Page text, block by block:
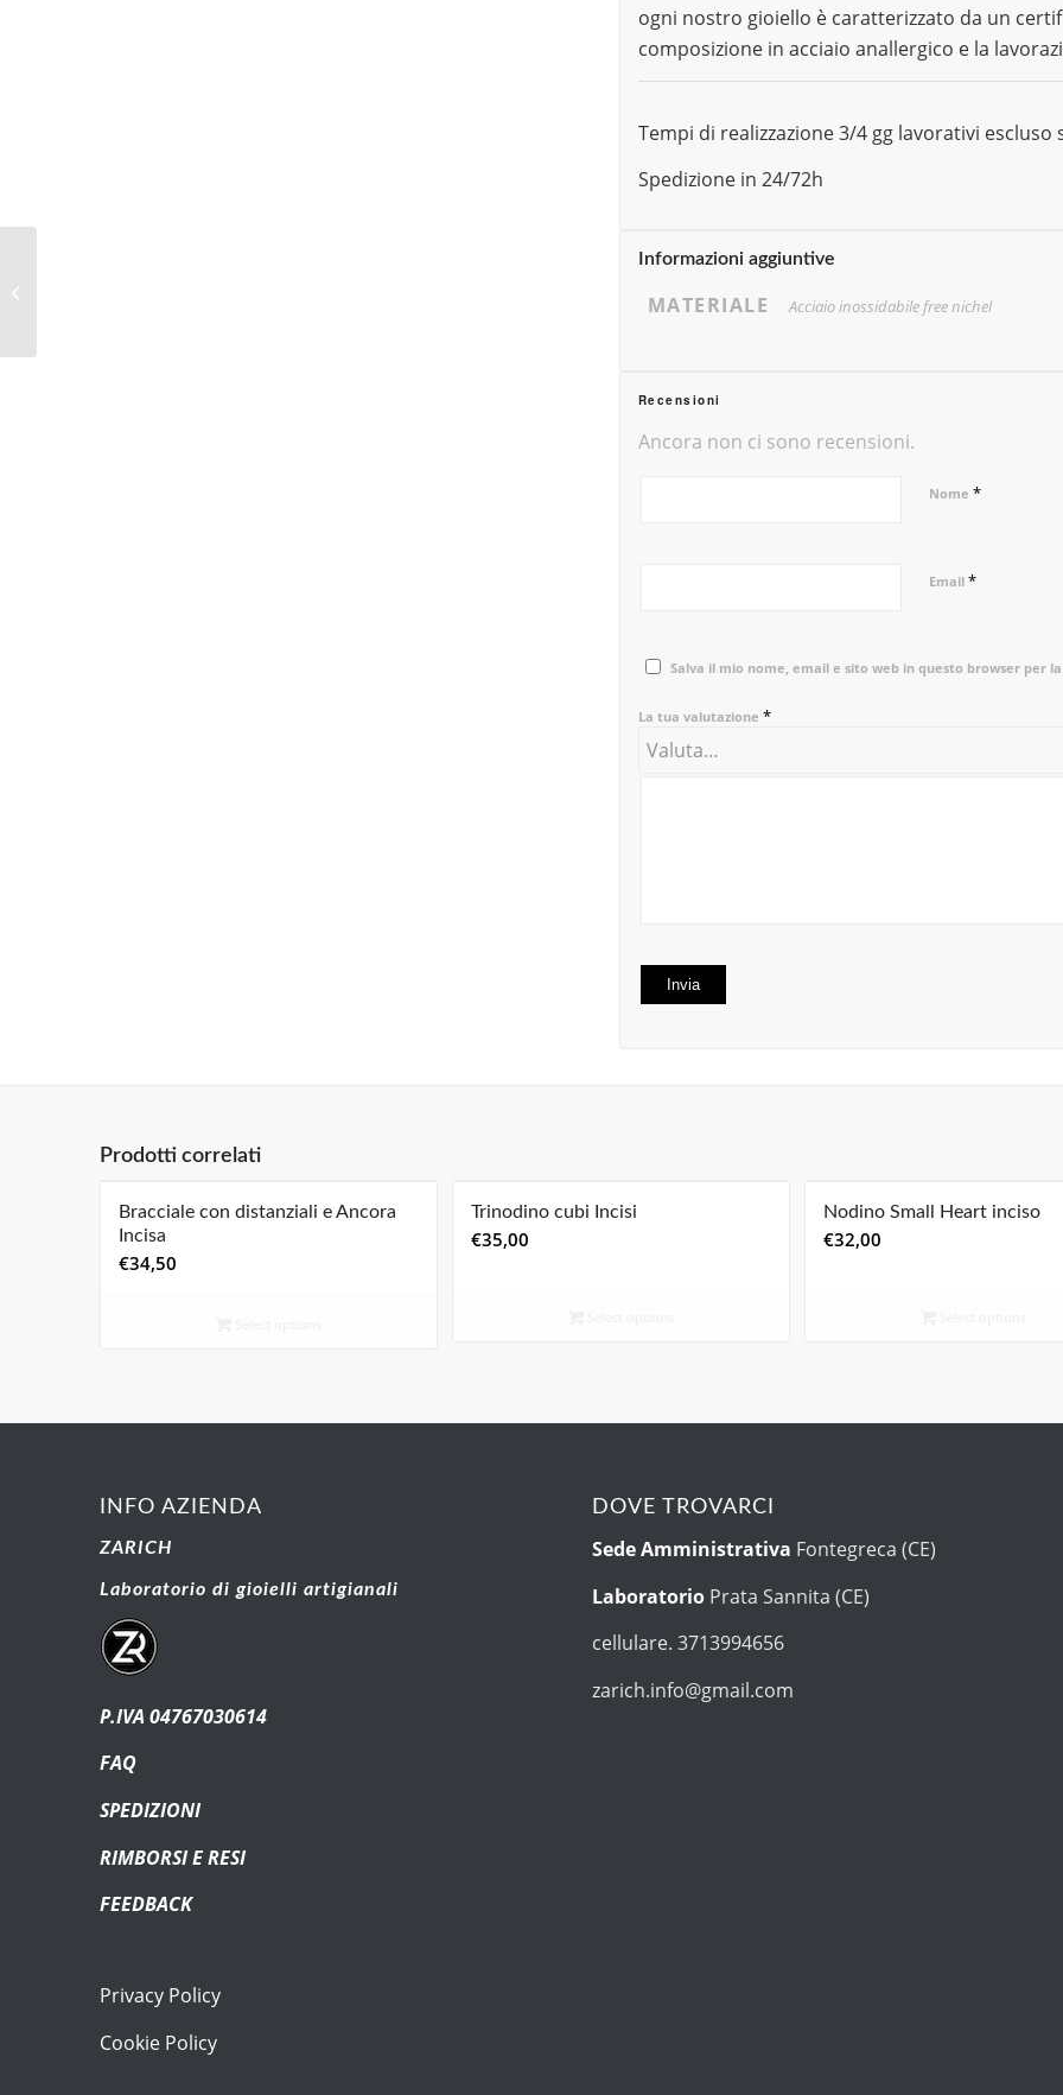
ogni nostro gioiello è caratterizzato da un
composizione in acciaio anallergico e la
Tempi di realizzazione 3/4 gg lavorativi
Spedizione in 24/72h
Informazioni aggiuntive
MATERIALE Acciaio inossidabile free nichel
Recensioni
Ancora non ci sono recensioni.
Nome *
Email *
Salva il mio nome, email e sito web in questo browser per
La tua valutazione *
Prodotti correlati
Bracciale con distanziali e Ancora
Incisa
€34,50
Trinodino cubi Incisi
€35,00
Nodino Small Heart inciso
€32,00
INFO AZIENDA
ZARICH
Laboratorio di gioielli artigianali
P.IVA 04767030614
FAQ
SPEDIZIONI
RIMBORSI E RESI
FEEDBACK
Privacy Policy
Cookie Policy
DOVE TROVARCI
Sede Amministrativa Fontegreca (CE)
Laboratorio Prata Sannita (CE)
cellulare. 3713994656
zarich.info@gmail.com